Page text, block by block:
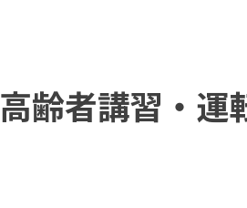
高齢者講習・運